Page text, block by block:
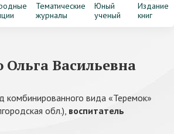
Тематические
журналы
Юный
ученый
Издание
книг
Васильевна
вида «Теремок»
обл.), воспитатель